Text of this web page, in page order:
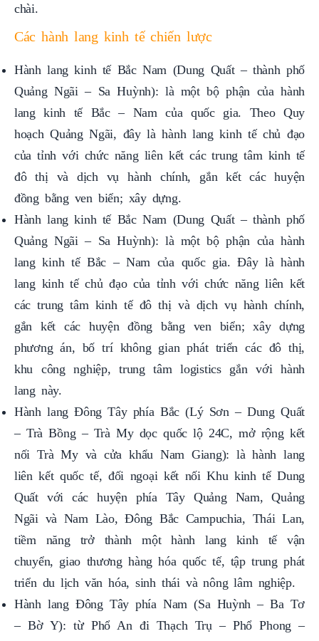
Các hành lang kinh tế chiến lược
Hành lang kinh tế Bắc Nam (Dung Quất – thành phố
Quảng Ngãi – Sa Huỳnh): là một bộ phận của hành
lang kinh tế Bắc – Nam của quốc gia. Theo Quy
hoạch Quảng Ngãi, đây là hành lang kinh tế chủ đạo
của tỉnh với chức năng liên kết các trung tâm kinh tế
đô thị và dịch vụ hành chính, gắn kết các huyện
đồng bằng ven biển; xây dựng.
Hành lang kinh tế Bắc Nam (Dung Quất – thành phố
Quảng Ngãi – Sa Huỳnh): là một bộ phận của hành
lang kinh tế Bắc – Nam của quốc gia. Đây là hành
lang kinh tế chủ đạo của tỉnh với chức năng liên kết
các trung tâm kinh tế đô thị và dịch vụ hành chính,
gắn kết các huyện đồng bằng ven biển; xây dựng
phương án, bố trí không gian phát triển các đô thị,
khu công nghiệp, trung tâm logistics gắn với hành
lang này.
Hành lang Đông Tây phía Bắc (Lý Sơn – Dung Quất
– Trà Bồng – Trà My dọc quốc lộ 24C, mở rộng kết
nối Trà My và cửa khẩu Nam Giang): là hành lang
liên kết quốc tế, đối ngoại kết nối Khu kinh tế Dung
Quất với các huyện phía Tây Quảng Nam, Quảng
Ngãi và Nam Lào, Đông Bắc Campuchia, Thái Lan,
tiềm năng trở thành một hành lang kinh tế vận
chuyển, giao thương hàng hóa quốc tế, tập trung phát
triển du lịch văn hóa, sinh thái và nông lâm nghiệp.
Hành lang Đông Tây phía Nam (Sa Huỳnh – Ba Tơ
– Bờ Y): từ Phổ An đi Thạch Trụ – Phổ Phong –
Ba Tơ – Kon Tum – Bờ Y – Ngọc Hồi; là hành